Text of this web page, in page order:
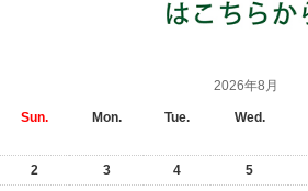
2026年8月
Sun. Mon. Tue. Wed.
2
3 4 5